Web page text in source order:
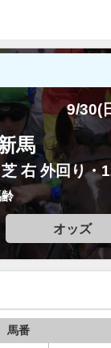
9/30(
馬
右 外回り・
オッズ
馬番